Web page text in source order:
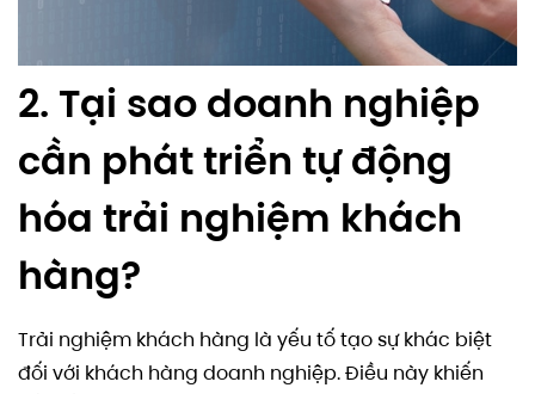
2. Tại sao doanh nghiệp
cần phát triển tự động
hóa trải nghiệm khách
hàng?
Trải nghiệm khách hàng là yếu tố tạo sự khác biệt
đối với khách hàng doanh nghiệp. Điều này khiến